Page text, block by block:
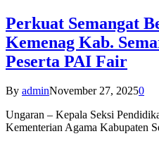
Perkuat Semangat
Kemenag Kab.
Peserta PAI Fair
By adminNovember 27, 20250
Ungaran – Kepala Seksi
Kementerian Agama Kabupaten